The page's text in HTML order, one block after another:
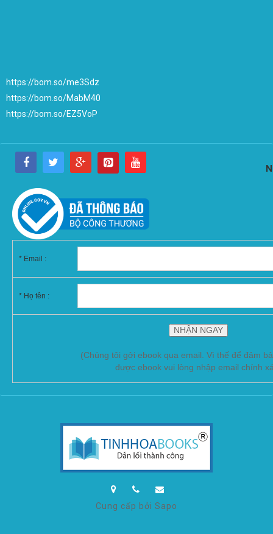
https://bom.so/me3Sdz
https://bom.so/MabM40
https://bom.so/EZ5VoP
* Email :
* Họ tên :
(Chúng tôi gởi ebook qua email. Vì thế để đảm
được ebook vui lòng nhập email chính
Cung cấp bởi Sapo